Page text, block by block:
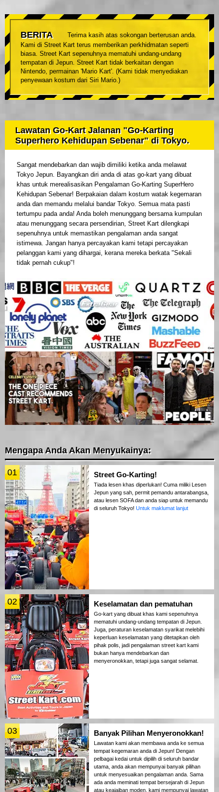
BERITA
Terima kasih atas sokongan berterusan anda.
Kami di Street Kart terus memberikan perkhidmatan seperti
biasa. Street Kart sepenuhnya mematuhi undang-undang
tempatan di Jepun. Street Kart tidak berkaitan dengan
Nintendo, permainan 'Mario Kart'. (Kami tidak menyediakan
penyewaan kostum dari Siri Mario.)
Lawatan Go-Kart Jalanan "Go-Karting
Superhero Kehidupan Sebenar" di Tokyo.
Sangat mendebarkan dan wajib dimiliki ketika anda melawat
Tokyo Jepun. Bayangkan diri anda di atas go-kart yang dibuat
khas untuk merealisasikan Pengalaman Go-Karting SuperHero
Kehidupan Sebenar! Berpakaian dalam kostum watak kegemaran
anda dan memandu melalui bandar Tokyo. Semua mata pasti
tertumpu pada anda! Anda boleh menunggang bersama kumpulan
atau menunggang secara persendirian, Street Kart dilengkapi
sepenuhnya untuk memastikan pengalaman anda sangat
istimewa. Jangan hanya percayakan kami tetapi percayakan
pelanggan kami yang dihargai, kerana mereka berkata "Sekali
tidak pernah cukup"!
Mengapa Anda Akan Menyukainya:
01 Street Go-Karting!
Tiada lesen khas diperlukan! Cuma miliki Lesen
Jepun yang sah, permit pemandu antarabangsa,
atau lesen SOFA dan anda siap untuk memandu
di seluruh Tokyo! Untuk maklumat lanjut
02 Keselamatan dan pematuhan
Go-kart yang dibuat khas kami sepenuhnya
mematuhi undang-undang tempatan di Jepun.
Juga, peraturan keselamatan syarikat melebihi
keperluan keselamatan yang ditetapkan oleh
pihak polis, jadi pengalaman street kart kami
bukan hanya mendebarkan dan
menyeronokkan, tetapi juga sangat selamat.
03 Banyak Pilihan Menyeronokkan!
Lawatan kami akan membawa anda ke semua
tempat kegemaran anda di Jepun! Dengan
pelbagai kedai untuk dipilih di seluruh bandar
utama, anda akan mempunyai banyak pilihan
untuk menyesuaikan pengalaman anda. Sama
ada anda meminati tempat bersejarah di Jepun
atau keajaiban moden, kami mempunyai lawatan